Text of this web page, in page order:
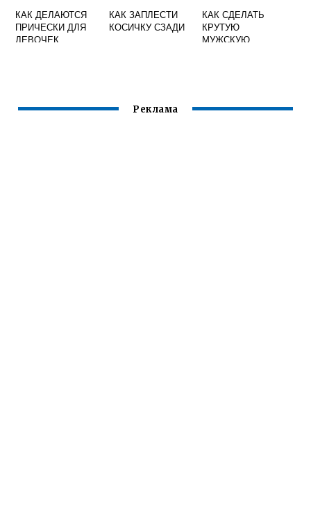
КАК ДЕЛАЮТСЯ
ПРИЧЕСКИ ДЛЯ
ДЕВОЧЕК
КАК ЗАПЛЕСТИ
КОСИЧКУ СЗАДИ
КАК СДЕЛАТЬ
КРУТУЮ
МУЖСКУЮ
Реклама